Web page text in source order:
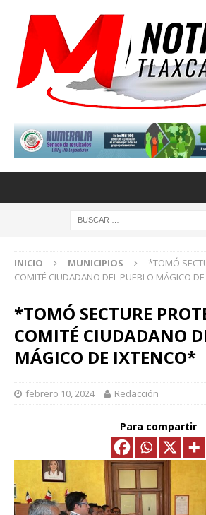
INICIO MUNICIPIOS
*TOMÓ
COMITÉ CIUDADANO DEL PUEBLO MÁGICO
*TOMÓ SECTURE
COMITÉ CIUDADANO
MÁGICO DE IXTENCO*
febrero 10, 2024 Redacción
Para compartir